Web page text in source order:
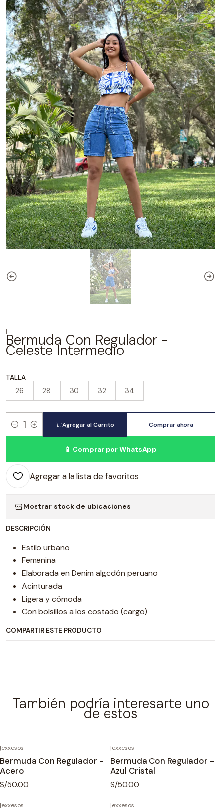
|Bermuda Con Regulador -
Celeste Intermedio
TALLA
26 28 30 32 34
Cantidad
Agregar al Carrito Comprar ahora
📱 Comprar por WhatsApp
Agregar a la lista de favoritos
Mostrar stock de ubicaciones
DESCRIPCIÓN
Estilo urbano
Femenina
Elaborada en Denim algodón peruano
Acinturada
Ligera y cómoda
Con bolsillos a los costado (cargo)
COMPARTIR ESTE PRODUCTO
También podría interesarte uno
de estos
|exxesos
Bermuda Con Regulador -
Acero
S/50.00
|exxesos
Bermuda Con Regulador -
Azul Cristal
S/50.00
|exxesos |exxesos